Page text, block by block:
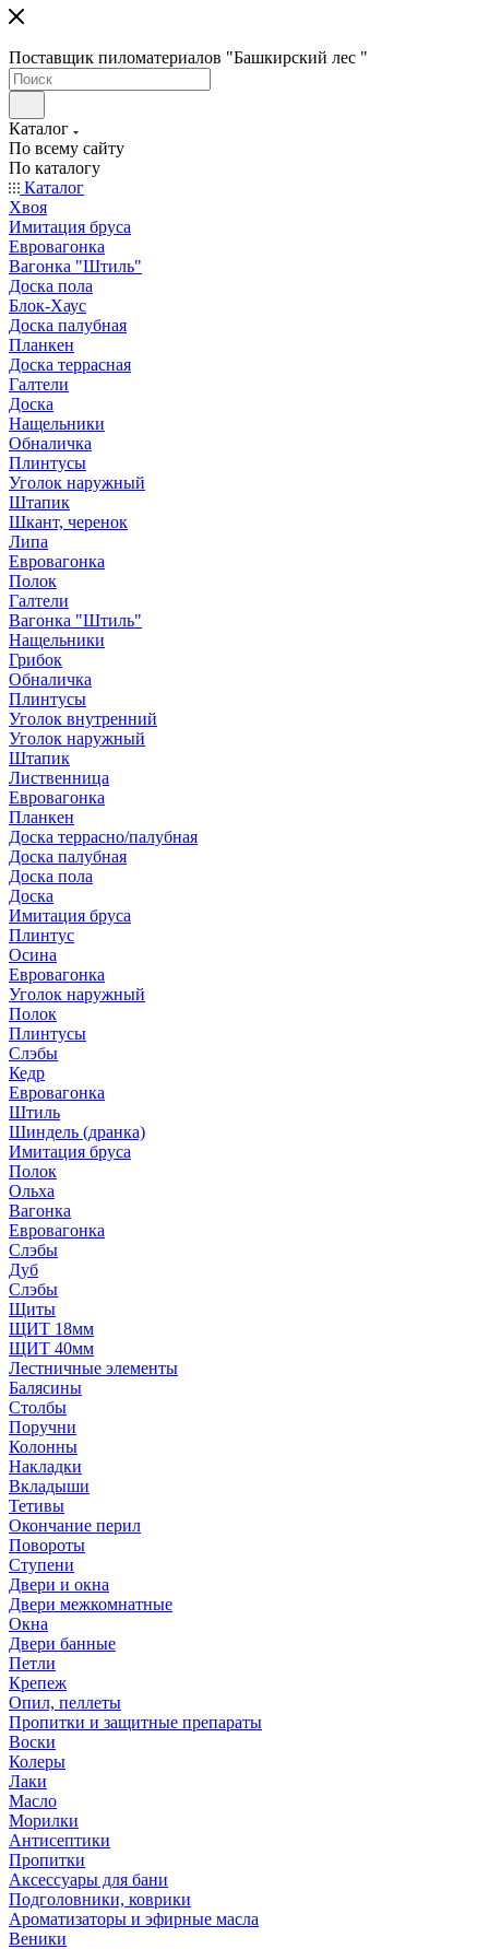
Поставщик пиломатериалов "Башкирский лес "
Каталог
По всему сайту
По каталогу
Каталог
Хвоя
Имитация бруса
Евровагонка
Вагонка "Штиль"
Доска пола
Блок-Хаус
Доска палубная
Планкен
Доска террасная
Галтели
Доска
Нащельники
Обналичка
Плинтусы
Уголок наружный
Штапик
Шкант, черенок
Липа
Евровагонка
Полок
Галтели
Вагонка "Штиль"
Нащельники
Грибок
Обналичка
Плинтусы
Уголок внутренний
Уголок наружный
Штапик
Лиственница
Евровагонка
Планкен
Доска террасно/палубная
Доска палубная
Доска пола
Доска
Имитация бруса
Плинтус
Осина
Евровагонка
Уголок наружный
Полок
Плинтусы
Слэбы
Кедр
Евровагонка
Штиль
Шиндель (дранка)
Имитация бруса
Полок
Ольха
Вагонка
Евровагонка
Слэбы
Дуб
Слэбы
Щиты
ЩИТ 18мм
ЩИТ 40мм
Лестничные элементы
Балясины
Столбы
Поручни
Колонны
Накладки
Вкладыши
Тетивы
Окончание перил
Повороты
Ступени
Двери и окна
Двери межкомнатные
Окна
Двери банные
Петли
Крепеж
Опил, пеллеты
Пропитки и защитные препараты
Воски
Колеры
Лаки
Масло
Морилки
Антисептики
Пропитки
Аксессуары для бани
Подголовники, коврики
Ароматизаторы и эфирные масла
Веники